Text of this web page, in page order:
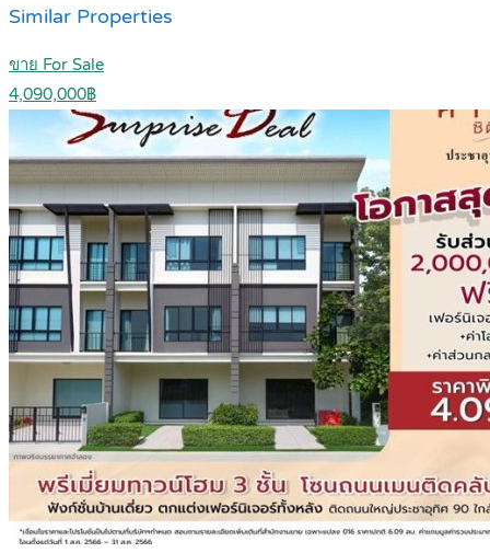
Similar Properties
ขาย For Sale
4,090,000฿